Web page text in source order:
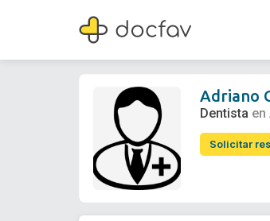
Adriano Gallardo Casado
Dentista
Adriano
Dentista en
Solicitar